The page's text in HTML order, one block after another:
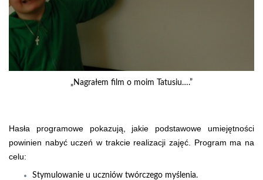
„Nagrałem film o moim Tatusiu….”
Hasła programowe pokazują, jakie podstawowe umiejętności
powinien nabyć uczeń w trakcie realizacji zajęć. Program ma na
celu:
Stymulowanie u uczniów twórczego myślenia.